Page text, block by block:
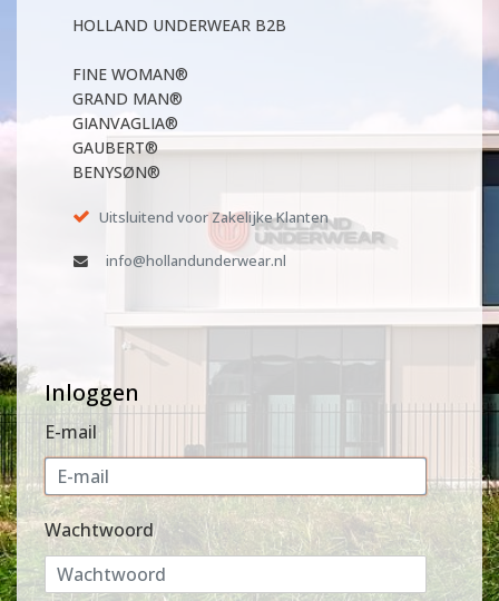
HOLLAND UNDERWEAR B2B
FINE WOMAN®
GRAND MAN®
GIANVAGLIA®
GAUBERT®
BENYSØN®
Uitsluitend voor Zakelijke Klanten
info@hollandunderwear.nl
Inloggen
E-mail
Wachtwoord